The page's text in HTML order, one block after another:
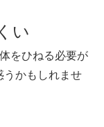
い
をひねる必要が
うかもしれませ